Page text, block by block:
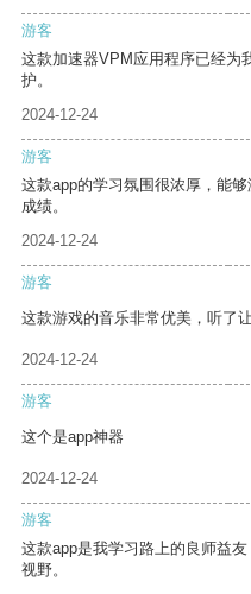
游客
这款加速器VPM应用程序已经为
护。
2024-12-24
游客
这款app的学习氛围很浓厚，能
成绩。
2024-12-24
游客
这款游戏的音乐非常优美，听了
2024-12-24
游客
这个是app神器
2024-12-24
游客
这款app是我学习路上的良师益
视野。